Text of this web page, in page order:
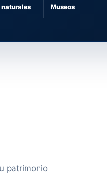
naturales Museos
patrimonio